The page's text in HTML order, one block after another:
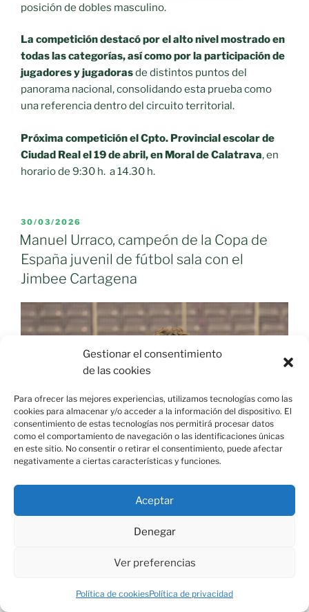
Gestionar el consentimiento
de las cookies
Para ofrecer las mejores experiencias, utilizamos tecnologías como las
cookies para almacenar y/o acceder a la información del dispositivo. El
consentimiento de estas tecnologías nos permitirá procesar datos
como el comportamiento de navegación o las identificaciones únicas
en este sitio. No consentir o retirar el consentimiento, puede afectar
negativamente a ciertas características y funciones.
Aceptar
Denegar
Ver preferencias
Política de cookiesPolítica de privacidad
posición de dobles masculino.
La competición destacó por el alto nivel mostrado en
todas las categorías, así como por la participación de
jugadores y jugadorasde distintos puntos del
panorama nacional, consolidando esta prueba como
una referencia dentro del circuito territorial.
Próxima competición el Cpto. Provincial escolar de
Ciudad Real el 19 de abril, en Moral de Calatrava, en
horario de 9:30 h. a 14.30 h.
PUBLICADO
EL
30/03/2026
Manuel Urraco, campeón de la Copa de
España juvenil de fútbol sala con el
Jimbee Cartagena